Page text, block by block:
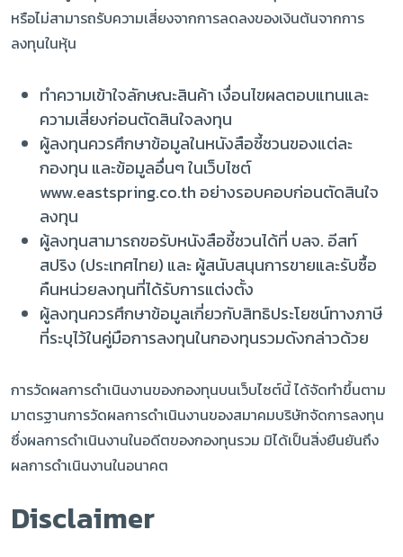
หรือไม่สามารถรับความเสี่ยงจากการลดลงของเงินต้นจากการ
ลงทุนในหุ้น
ทำความเข้าใจลักษณะสินค้า เงื่อนไขผลตอบแทนและ
ความเสี่ยงก่อนตัดสินใจลงทุน
ผู้ลงทุนควรศึกษาข้อมูลในหนังสือชี้ชวนของแต่ละ
กองทุน และข้อมูลอื่นๆ ในเว็บไซต์
www.eastspring.co.th อย่างรอบคอบก่อนตัดสินใจ
ลงทุน
ผู้ลงทุนสามารถขอรับหนังสือชี้ชวนได้ที่ บลจ. อีสท์
สปริง (ประเทศไทย) และ ผู้สนับสนุนการขายและรับซื้อ
คืนหน่วยลงทุนที่ได้รับการแต่งตั้ง
ผู้ลงทุนควรศึกษาข้อมูลเกี่ยวกับสิทธิประโยชน์ทางภาษี
ที่ระบุไว้ในคู่มือการลงทุนในกองทุนรวมดังกล่าวด้วย
การวัดผลการดำเนินงานของกองทุนบนเว็บไซต์นี้ ได้จัดทำขึ้นตาม
มาตรฐานการวัดผลการดำเนินงานของสมาคมบริษัทจัดการลงทุน
ซึ่งผลการดำเนินงานในอดีตของกองทุนรวม มิได้เป็นสิ่งยืนยันถึง
ผลการดำเนินงานในอนาคต
Disclaimer